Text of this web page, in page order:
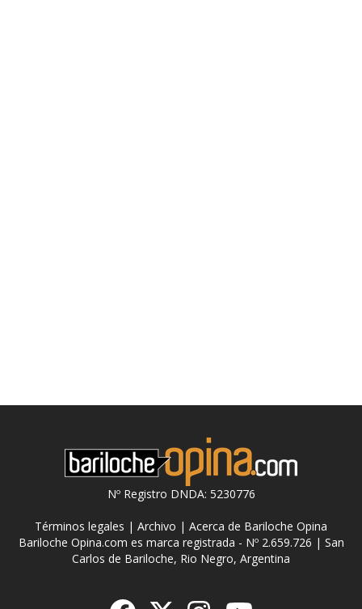
Nº Registro DNDA: 5230776
Términos legales | Archivo | Acerca de Bariloche Opina
Bariloche Opina.com es marca registrada - Nº 2.659.726 | San
Carlos de Bariloche, Rio Negro, Argentina